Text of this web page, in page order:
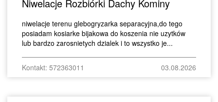
Niwelacje Rozbiórki Dachy Kominy
niwelacje terenu glebogryzarka separacyjna,do tego
posiadam kosiarke bijakowa do koszenia nie uzytków
lub bardzo zarosnietych dzialek i to wszystko je...
Kontakt: 572363011 03.08.2026